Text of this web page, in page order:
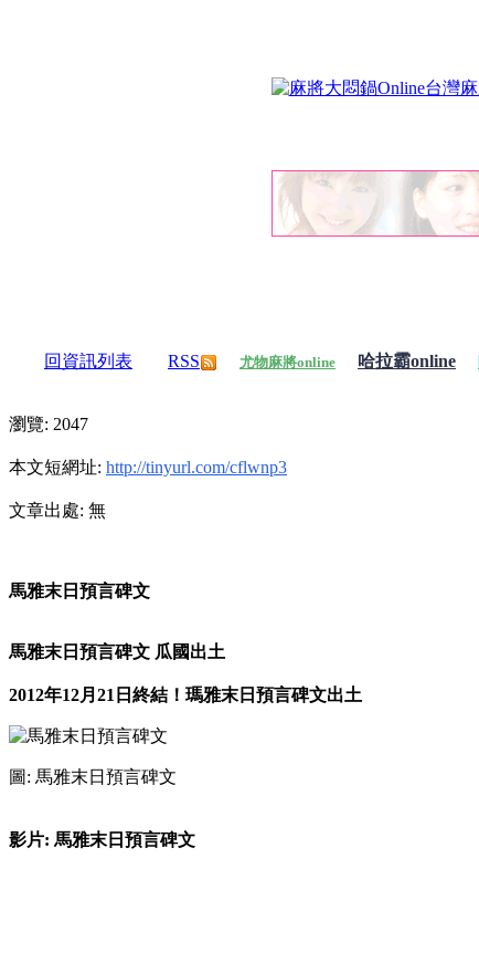
回資訊列表 RSS 尤物麻將online 哈拉霸online
瀏覽: 2047
本文短網址: http://tinyurl.com/cflwnp3
文章出處: 無
馬雅末日預言碑文
馬雅末日預言碑文 瓜國出土
2012年12月21日終結！瑪雅末日預言碑文出土
圖: 馬雅末日預言碑文
影片: 馬雅末日預言碑文